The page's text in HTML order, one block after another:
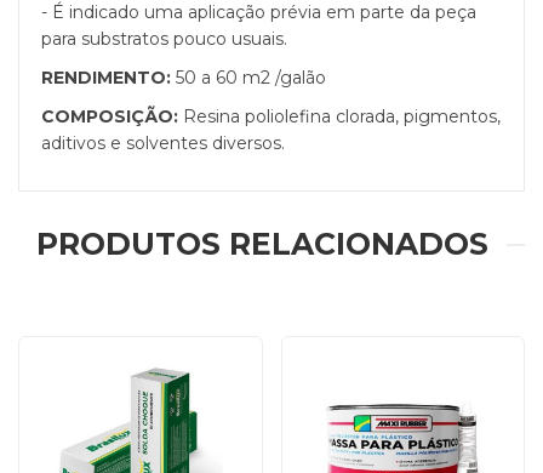
- É indicado uma aplicação prévia em parte da peça
para substratos pouco usuais.
RENDIMENTO: 50 a 60 m2 /galão
COMPOSIÇÃO: Resina poliolefina clorada, pigmentos,
aditivos e solventes diversos.
PRODUTOS RELACIONADOS